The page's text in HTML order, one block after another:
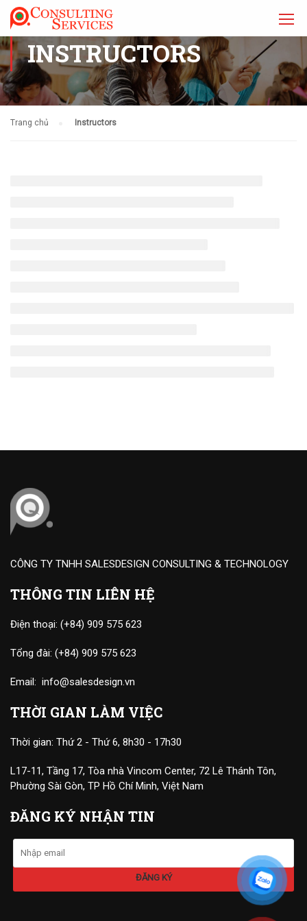
INSTRUCTORS
Trang chủ Instructors
CÔNG TY TNHH SALESDESIGN CONSULTING & TECHNOLOGY
THÔNG TIN LIÊN HỆ
Điện thoại: (+84) 909 575 623
Tổng đài: (+84) 909 575 623
Email: info@salesdesign.vn
THỜI GIAN LÀM VIỆC
Thời gian: Thứ 2 - Thứ 6, 8h30 - 17h30
L17-11, Tầng 17, Tòa nhà Vincom Center, 72 Lê Thánh Tôn,
Phường Sài Gòn, TP Hồ Chí Minh, Việt Nam
ĐĂNG KÝ NHẬN TIN